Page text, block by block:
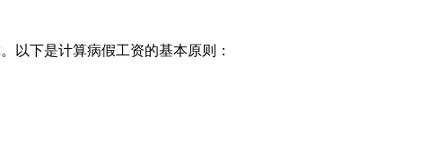
以下是计算病假工资的基本原则：